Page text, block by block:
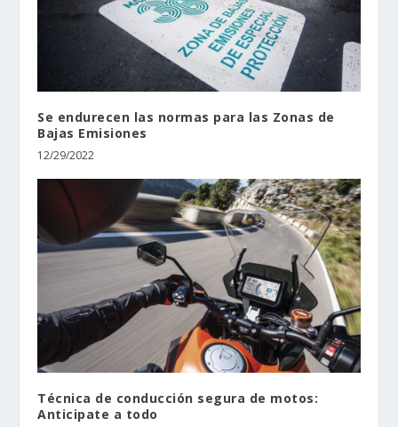
Se endurecen las normas para las Zonas de
Bajas Emisiones
12/29/2022
Técnica de conducción segura de motos:
Anticipate a todo